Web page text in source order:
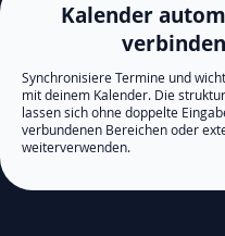
Kalender
verbinden
Synchronisiere Termine und
mit deinem Kalender. Die
lassen sich ohne doppelte
verbundenen Bereichen oder
weiterverwenden.